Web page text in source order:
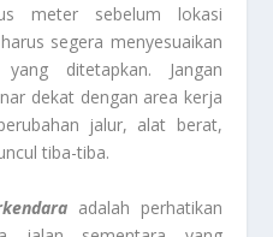
meter sebelum lokasi
segera menyesuaikan
ditetapkan. Jangan
dekat dengan area kerja
jalur, alat berat,
tiba-tiba.
adalah perhatikan